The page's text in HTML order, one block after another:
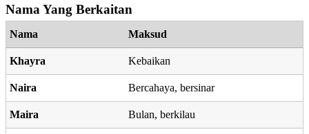
Nama Yang Berkaitan
Nama Maksud
Khayra Kebaikan
Naira Bercahaya, bersinar
Maira Bulan, berkilau